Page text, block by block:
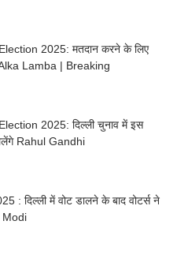
2025: मतदान करने के लिए
Alka Lamba | Breaking
2025: दिल्ली चुनाव में इस
Rahul Gandhi
: दिल्ली में वोट डालने के बाद वोटर्स ने
Modi